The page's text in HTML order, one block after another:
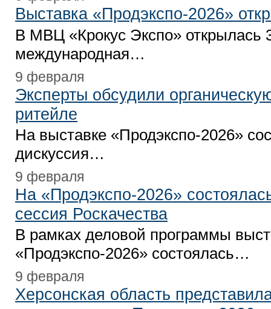
Выставка «Продэкспо-2026»
В МВЦ «Крокус Экспо» открылась
международная…
9 февраля
Эксперты обсудили
ритейле
На выставке «Продэкспо-2026»
дискуссия…
9 февраля
На «Продэкспо-2026»
сессия Роскачества
В рамках деловой программы
«Продэкспо-2026» состоялась…
9 февраля
Херсонская область